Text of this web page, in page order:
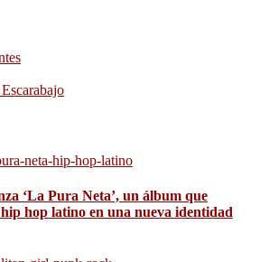
‘La Pura Neta’, un álbum que
hop latino en una nueva identidad